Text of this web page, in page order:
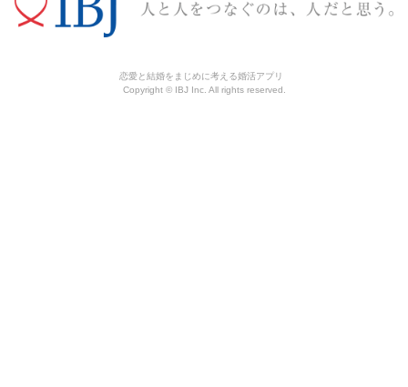
恋愛と結婚をまじめに考える婚活アプリ
Copyright © IBJ Inc. All rights reserved.